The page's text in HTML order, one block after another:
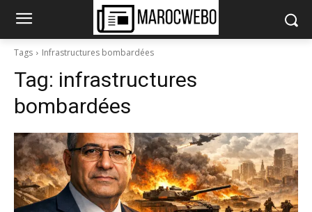
Tags Infrastructures bombardées
Tag: infrastructures
bombardées